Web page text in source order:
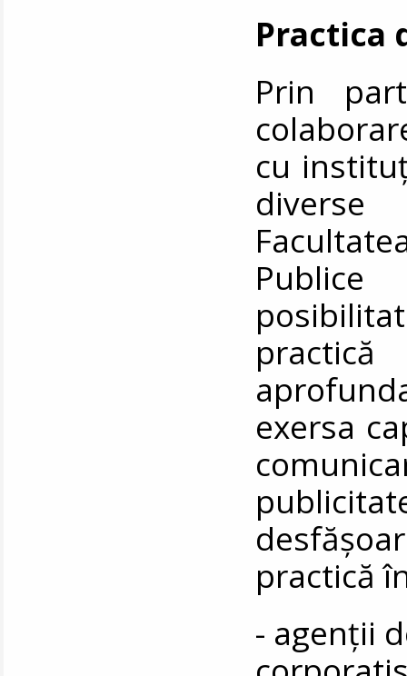
Practica
Prin
cu
exersa
practică
- agenţii